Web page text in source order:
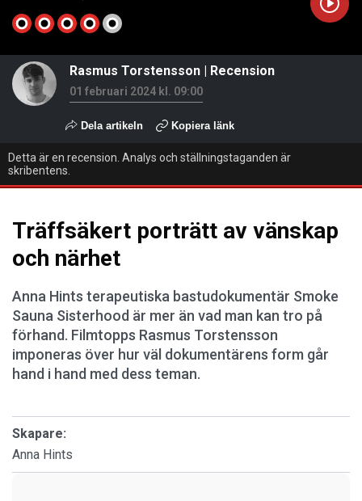
Rasmus Torstensson | Recension
01 februari 2024 kl. 09:00
Dela artikeln Kopiera länk
Detta är en recension. Analys och ställningstaganden är
skribentens.
Träffsäkert porträtt av vänskap
och närhet
Anna Hints terapeutiska bastudokumentär Smoke
Sauna Sisterhood är mer än vad man kan tro på
förhand. Filmtopps Rasmus Torstensson
imponeras över hur väl dokumentärens form går
hand i hand med dess teman.
Skapare:
Anna Hints